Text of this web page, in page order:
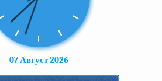
07 Август 2026